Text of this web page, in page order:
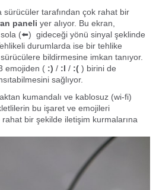
sürücüler tarafından çok rahat bir
paneli yer alıyor. Bu ekran,
(⬅️) gideceği yönü sinyal şeklinde
durumlarda ise bir tehlike
bildirmesine imkan tanıyor.
emojiden ( :) / :l / :( ) birini de
sağlıyor.
kumandalı ve kablosuz (wi-fi)
bu işaret ve emojileri
bir şekilde iletişim kurmalarına